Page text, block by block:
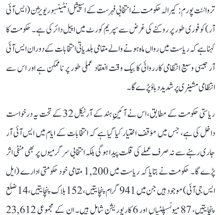
ترواننت پورم: کیرالہ حکومت نے انتخابی فہرست کے اسپیشل انٹینسِو ریویژن (ایس آئی
آر) کو فوری طور پر روکنے کی غرض سے سپریم کورٹ میں اپیل دائر کی ہے۔ حکومت کا
کہنا ہے کہ ریاست میں رواں ماہ ہونے والے مقامی بلدیاتی انتخابات کے دوران ایس آئی
آر جیسی وسیع انتظامی کارروائی کا بیک وقت انعقاد عملی طور پر ناممکن ہے اور اس سے
انتظامی مشینری پر شدید دباؤ پڑے گا۔
ریاستی حکومت کے مطابق، اس نے آئینِ ہند کے آرٹیکل 32 کے تحت یہ درخواست
داخل کی ہے، جس میں مؤقف اختیار کیا گیا ہے کہ انتخابات کے ایام میں ایس آئی آر
جاری رہنے سے نہ صرف عملے کی قلت پیدا ہوگی بلکہ انتخابی سرگرمیوں پر بھی منفی اثر
پڑے گا۔ حکومت نے بتایا کہ ریاست میں 1,200 مقامی خود حکومتی ادارے (ایل
ایس جی آئی) موجود ہیں جن میں 941 گرام پنچایتیں، 152 بلاک پنچایتیں، 14 ضلع
پنچایتیں، 87 میونسپلٹیاں اور 6 کارپوریشن شامل ہیں۔ ان کے مجموعی 23,612